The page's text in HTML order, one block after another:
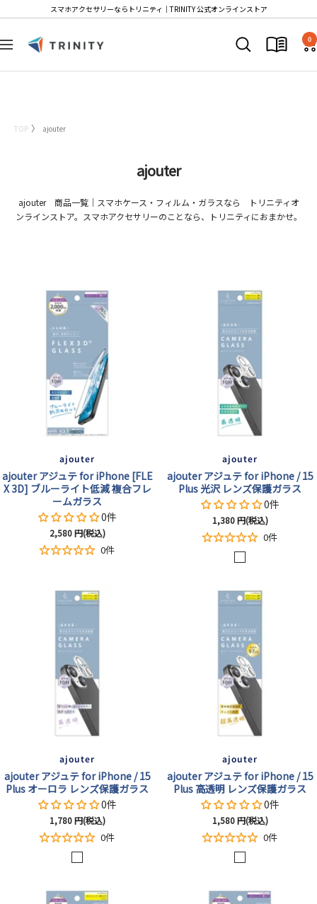
テ
ツ
スマホアクセサリーならトリニティ│TRINITY 公式オンラインストア
ナ
T
i
t
r
0
TOP ajouter
ajouter
ajouter 商品一覧｜スマホケース・フィルム・ガラスなら トリニティオ
ンラインストア。スマホアクセサリーのことなら、トリニティにおまかせ。
ajouter
ajouter アジュテ for iPhone [FLE
X 3D] ブルーライト低減 複合フレ
ームガラス
0件
セ
ー
格
2,580円(税込)
0件
ajouter
ajouter アジュテ for iPhone / 15
Plus 光沢 レンズ保護ガラス
0件
セ
ー
1,380円(税込)
0件
ク
ア
光
沢
ajouter
ajouter アジュテ for iPhone / 15
Plus オーロラ レンズ保護ガラス
0件
セ
ー
1,780円(税込)
0件
オ
ロ
ajouter
ajouter アジュテ for iPhone / 15
Plus 高透明 レンズ保護ガラス
0件
セ
ー
1,580円(税込)
0件
ク
ア